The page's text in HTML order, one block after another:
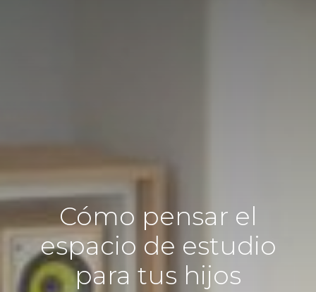
Cómo pensar el
espacio de estudio
para tus hijos